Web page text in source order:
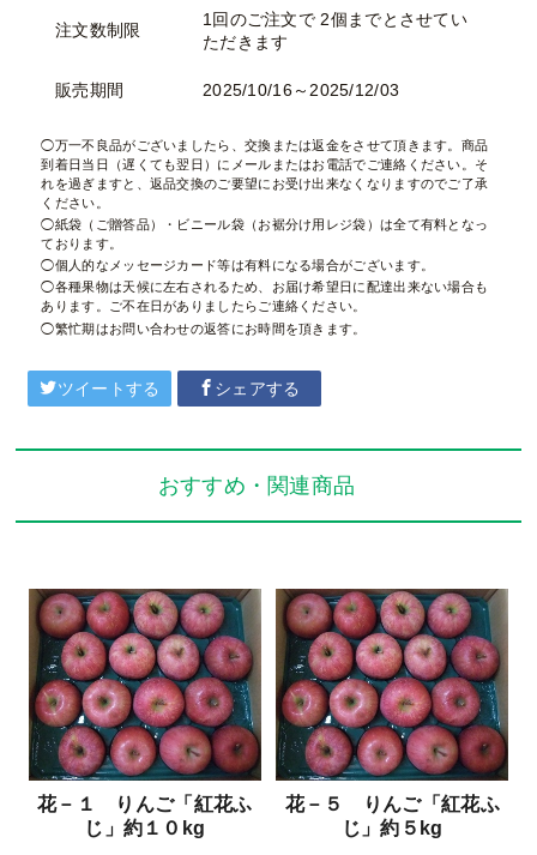
注文数制限
1回のご注文で 2個までとさせてい
ただきます
販売期間 2025/10/16～2025/12/03
万一不良品がございましたら、交換または返金をさせて頂きます。商品
到着日当日（遅くても翌日）にメールまたはお電話でご連絡ください。そ
れを過ぎますと、返品交換のご要望にお受け出来なくなりますのでご了承
ください。
紙袋（ご贈答品）・ビニール袋（お裾分け用レジ袋）は全て有料となっ
ております。
個人的なメッセージカード等は有料になる場合がございます。
各種果物は天候に左右されるため、お届け希望日に配達出来ない場合も
あります。ご不在日がありましたらご連絡ください。
繁忙期はお問い合わせの返答にお時間を頂きます。
ツイートする シェアする
おすすめ・関連商品
花－１ りんご「紅花ふ
じ」約１０kg
花－５ りんご「紅花ふ
じ」約５kg